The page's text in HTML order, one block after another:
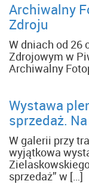
Archiwalny
Zdroju
W dniach od 26
Zdrojowym w
Archiwalny
Wystawa
sprzedaż.
W galerii przy
wyjątkowa
sprzedaż” w […]